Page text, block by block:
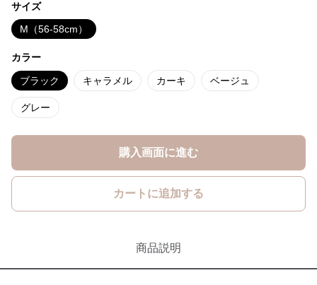
サイズ
M（56-58cm）
カラー
ブラック キャラメル カーキ ベージュ
グレー
購入画面に進む
カートに追加する
商品説明